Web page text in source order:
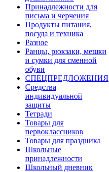
Принадлежности для
письма и черчения
Продукты питания,
посуда и техника
Разное
Ранцы, рюкзаки, мешки
и сумки для сменной
обуви
СПЕЦПРЕДЛОЖЕНИЯ
Средства
индивидуальной
защиты
Тетради
Товары для
первоклассников
Товары для праздника
Школьные
принадлежности
Школьный дневник